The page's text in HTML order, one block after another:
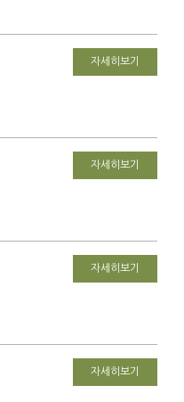
자세히보기
자세히보기
자세히보기
자세히보기